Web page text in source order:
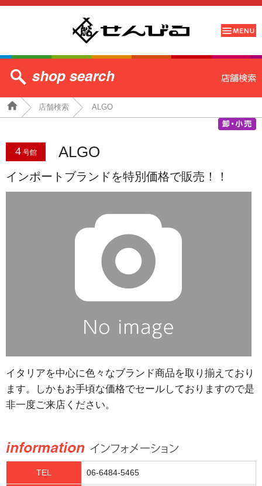
店舗検索 ALGO
4号館 ALGO
インポートブランドを特別価格で販売！！
イタリアを中心に色々なブランド商品を取り揃えており
ます。しかもお手頃な価格でセールしておりますので是
非一度ご来店ください。
TEL 06-6484-5465